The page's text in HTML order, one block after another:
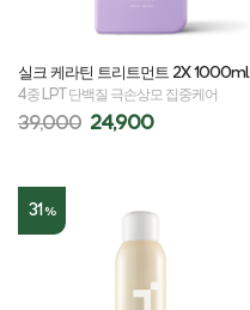
실크 케라틴 트리트먼트 2X 1000ml
4중 LPT 단백질 극손상모 집중케어
39,000 24,900
31%